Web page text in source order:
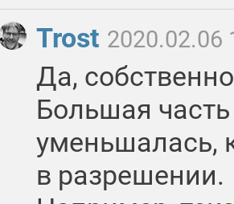
Trost 2020.02.06
Да,
Большая часть
уменьшалась,
в разрешении.